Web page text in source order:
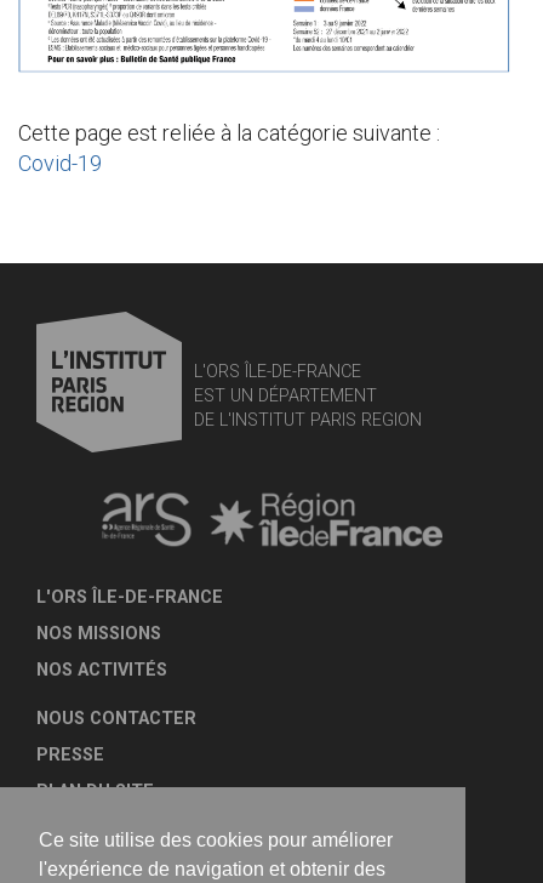
Ce site utilise des cookies pour améliorer
l'expérience de navigation et obtenir des
Cette page est reliée à la catégorie suivante :
Covid-19
L'ORS ÎLE-DE-FRANCE
EST UN DÉPARTEMENT
DE L'INSTITUT PARIS REGION
L'ORS ÎLE-DE-FRANCE
NOS MISSIONS
NOS ACTIVITÉS
NOUS CONTACTER
PRESSE
PLAN DU SITE
MENTIONS LÉGALES
TRANSPARENCE